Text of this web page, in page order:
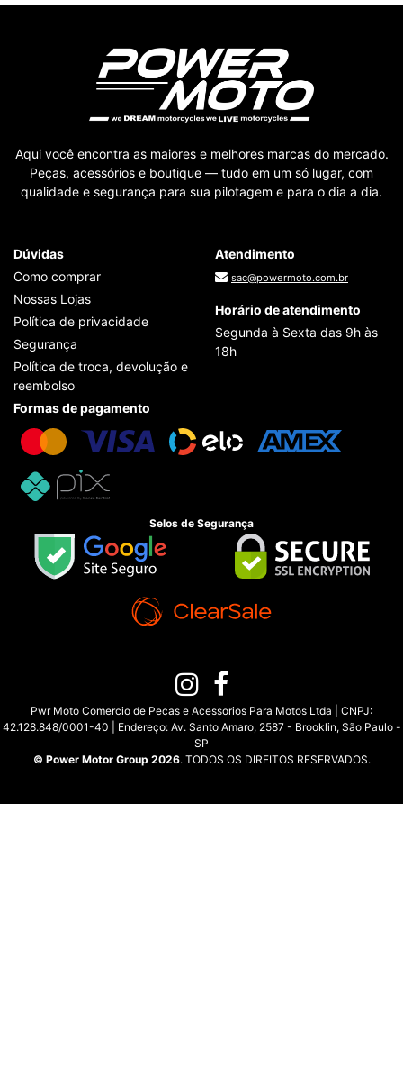
Aqui você encontra as maiores e melhores marcas do mercado.
Peças, acessórios e boutique — tudo em um só lugar, com
qualidade e segurança para sua pilotagem e para o dia a dia.
Dúvidas
Como comprar
Nossas Lojas
Política de privacidade
Segurança
Política de troca, devolução e
reembolso
Atendimento
sac@powermoto.com.br
Horário de atendimento
Segunda à Sexta das 9h às
18h
Formas de pagamento
Selos de Segurança
Pwr Moto Comercio de Pecas e Acessorios Para Motos Ltda | CNPJ:
42.128.848/0001-40 | Endereço: Av. Santo Amaro, 2587 - Brooklin, São Paulo -
SP
© Power Motor Group 2026. TODOS OS DIREITOS RESERVADOS.